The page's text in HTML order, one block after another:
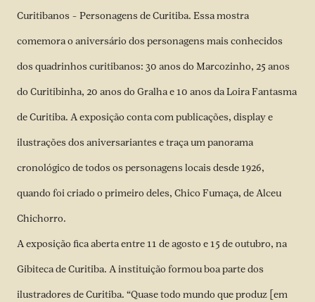
Curitibanos – Personagens de Curitiba. Essa mostra
comemora o aniversário dos personagens mais conhecidos
dos quadrinhos curitibanos: 30 anos do Marcozinho, 25 anos
do Curitibinha, 20 anos do Gralha e 10 anos da Loira Fantasma
de Curitiba. A exposição conta com publicações, display e
ilustrações dos aniversariantes e traça um panorama
cronológico de todos os personagens locais desde 1926,
quando foi criado o primeiro deles, Chico Fumaça, de Alceu
Chichorro.
A exposição fica aberta entre 11 de agosto e 15 de outubro, na
Gibiteca de Curitiba. A instituição formou boa parte dos
ilustradores de Curitiba. “Quase todo mundo que produz [em